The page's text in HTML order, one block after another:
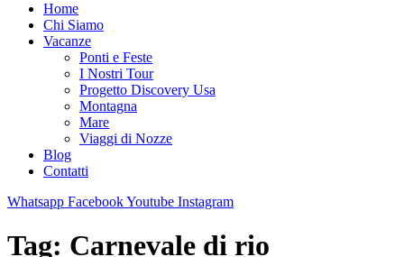
Home
Chi Siamo
Vacanze
Ponti e Feste
I Nostri Tour
Progetto Discovery Usa
Montagna
Mare
Viaggi di Nozze
Blog
Contatti
Whatsapp FacebookYoutube Instagram
Tag: Carnevale di rio